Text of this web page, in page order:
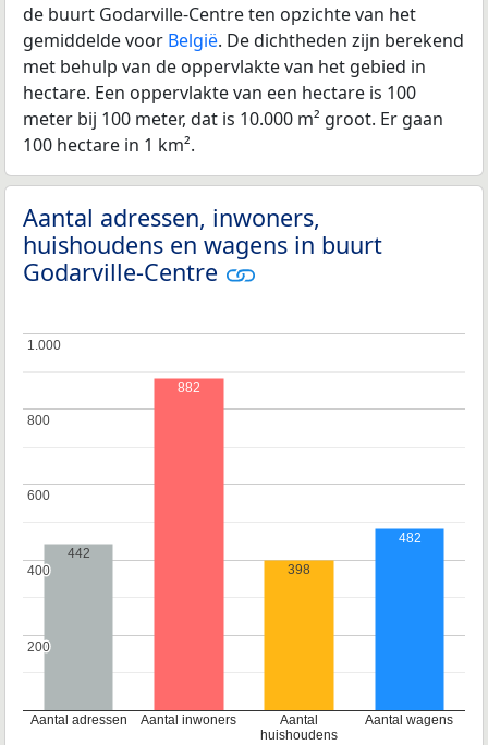
de buurt Godarville-Centre ten opzichte van het
gemiddelde voor België. De dichtheden zijn berekend
met behulp van de oppervlakte van het gebied in
hectare. Een oppervlakte van een hectare is 100
meter bij 100 meter, dat is 10.000 m² groot. Er gaan
100 hectare in 1 km².
Aantal adressen, inwoners,
huishoudens en wagens in buurt
Godarville-Centre
Aantal adressen Aantal inwoners
Aantal
huishoudens
Aantal wagens
200
200
400
400
600
600
800
800
1.000
1.000
442
882
398
482